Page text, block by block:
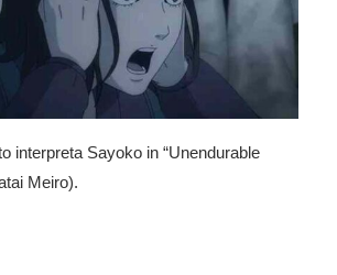
interpreta Sayoko in “Unendurable
Meiro).